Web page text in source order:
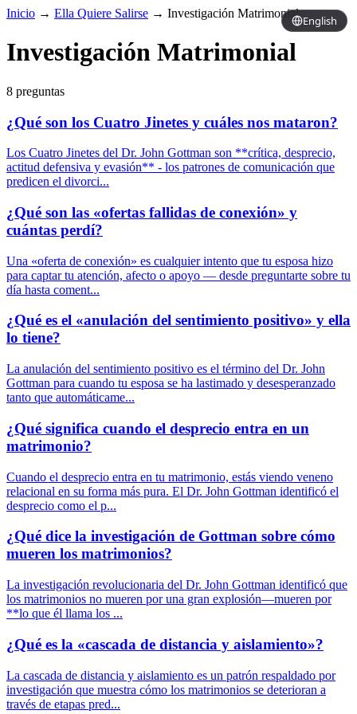
English
Inicio → Ella Quiere Salirse → Investigación Matrimonial
Investigación Matrimonial
8 preguntas
¿Qué son los Cuatro Jinetes y cuáles nos mataron?
Los Cuatro Jinetes del Dr. John Gottman son **crítica, desprecio,
actitud defensiva y evasión** - los patrones de comunicación que
predicen el divorci...
¿Qué son las «ofertas fallidas de conexión» y
cuántas perdí?
Una «oferta de conexión» es cualquier intento que tu esposa hizo
para captar tu atención, afecto o apoyo — desde preguntarte sobre tu
día hasta coment...
¿Qué es el «anulación del sentimiento positivo» y ella
lo tiene?
La anulación del sentimiento positivo es el término del Dr. John
Gottman para cuando tu esposa se ha lastimado y desesperanzado
tanto que automáticame...
¿Qué significa cuando el desprecio entra en un
matrimonio?
Cuando el desprecio entra en tu matrimonio, estás viendo veneno
relacional en su forma más pura. El Dr. John Gottman identificó el
desprecio como el p...
¿Qué dice la investigación de Gottman sobre cómo
mueren los matrimonios?
La investigación revolucionaria del Dr. John Gottman identificó que
los matrimonios no mueren por una gran explosión—mueren por
**lo que él llama los ...
¿Qué es la «cascada de distancia y aislamiento»?
La cascada de distancia y aislamiento es un patrón respaldado por
investigación que muestra cómo los matrimonios se deterioran a
través de etapas pred...